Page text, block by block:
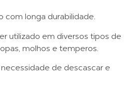
com longa durabilidade.
utilizado em diversos tipos de
molhos e temperos.
necessidade de descascar e